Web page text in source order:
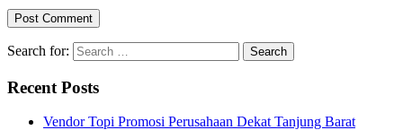
Search for:
Recent Posts
Vendor Topi Promosi Perusahaan Dekat Tanjung Barat